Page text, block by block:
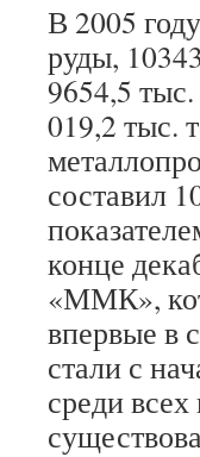
В 2005
руды,
9654,5
019,2 тыс.
составил
конце
«ММК»,
впервые в
стали с
среди всех